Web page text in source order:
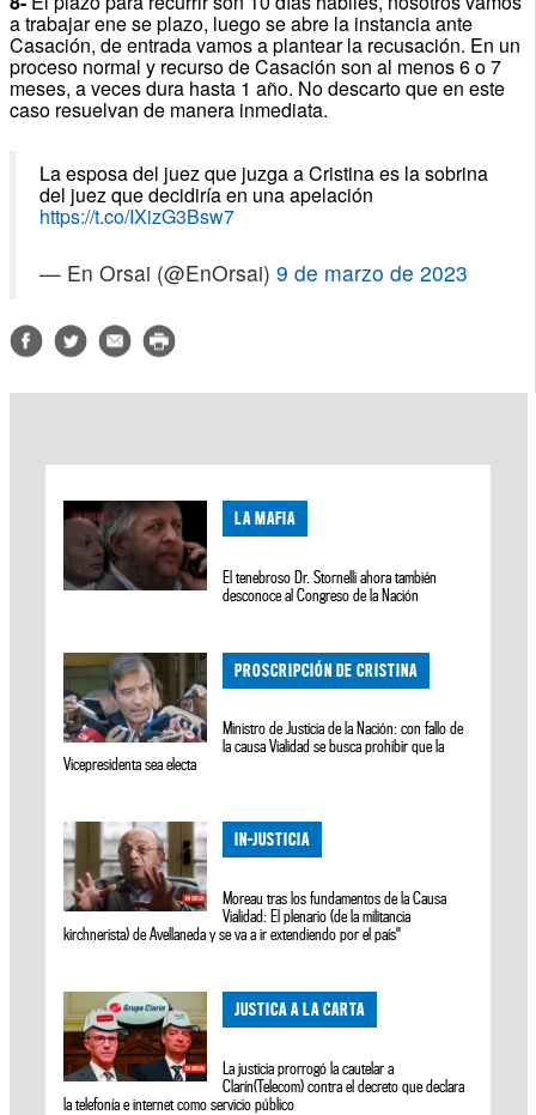
a trabajar ene se plazo, luego se abre la instancia ante
Casación, de entrada vamos a plantear la recusación. En un
proceso normal y recurso de Casación son al menos 6 o 7
meses, a veces dura hasta 1 año. No descarto que en este
caso resuelvan de manera inmediata.
La esposa del juez que juzga a Cristina es la sobrina
del juez que decidiría en una apelación
https://t.co/IXizG3Bsw7
— En Orsai (@EnOrsai) 9 de marzo de 2023
LA MAFIA
El tenebroso Dr. Stornelli ahora también
desconoce al Congreso de la Nación
PROSCRIPCIÓN DE CRISTINA
Ministro de Justicia de la Nación: con fallo de
la causa Vialidad se busca prohibir que la
Vicepresidenta sea electa
IN-JUSTICIA
Moreau tras los fundamentos de la Causa
Vialidad: El plenario (de la militancia
kirchnerista) de Avellaneda y se va a ir extendiendo por el país"
JUSTICA A LA CARTA
La justicia prorrogó la cautelar a
Clarín(Telecom) contra el decreto que declara
la telefonía e internet como servicio público